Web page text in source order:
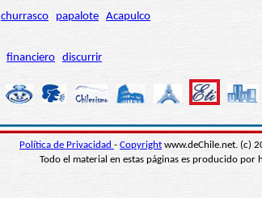
churrasco papalote Acapulco
financiero discurrir
Política de Privacidad - Copyright www.deChile.net. (c)
Todo el material en estas páginas es producido por